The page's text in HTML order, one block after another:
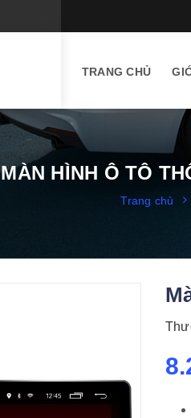
TRANG CHỦ
MÀN HÌNH Ô TÔ
Trang chủ